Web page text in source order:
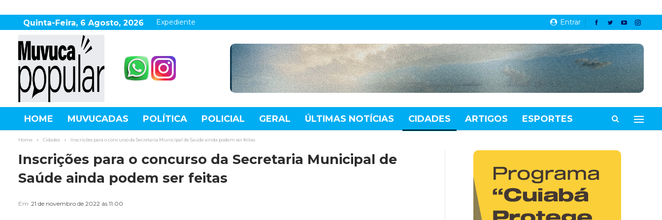
Entrar
Quinta-Feira, 6 Agosto, 2026 Expediente
HOME MUVUCADAS POLÍTICA POLICIAL GERAL ÚLTIMAS NOTÍCIAS CIDADES ARTIGOS ESPORTES
AGRONEGÓCIO DESTAQUES ESPORTE MUNDO
Home Cidades Inscrições para o concurso da Secretaria Municipal de Saúde ainda podem ser feitas
Inscrições para o concurso da Secretaria Municipal de
Saúde ainda podem ser feitas
Em 21 de novembro de 2022 ás 11:00